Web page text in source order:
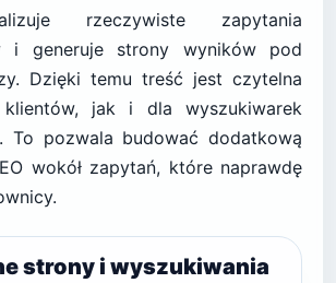
rzeczywiste zapytania
i generuje strony wyników pod
Dzięki temu treść jest czytelna
jak i dla wyszukiwarek
To pozwala budować dodatkową
wokół zapytań, które naprawdę
strony i wyszukiwania